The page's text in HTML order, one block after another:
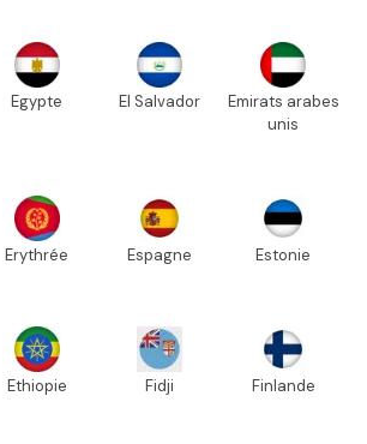
Egypte El Salvador
Emirats arabes
unis
Erythrée Espagne Estonie
Ethiopie Fidji Finlande